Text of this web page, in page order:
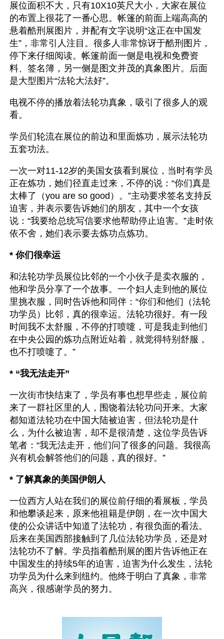
展位面积不大，只有10X10英尺大小，大家在展位
的布置上很花了一番心思。帐篷的前面上端高高的
悬着酷刑展图片，并配有文字说明“这正在中国发
生”，非常引人注目。很多人非常惊讶于酷刑图片，
停下来仔细阅读。帐篷前面一侧是电视和免费资
料、签名簿，另一侧是图文并茂的真象图片。后面
是大型图片“法轮大法好”。
电视不停的播放着法轮功真象，吸引了很多人的观
看。
学员们轮流在展位的前边和里面炼功，展示法轮功
五套功法。
一次一对11-12岁的美国女孩看到展位，当时有学员
正在炼功，她们径直走过来，不停的说：“你们真是
太棒了（you are so good）。”主动要求签名支持反
迫害，并表示要告诉她们的朋友，其中一个女孩
说：“我要给总统写信要求他帮助停止迫害。”走时依
依不舍，她们表示要去炼功点炼功。
* 你们很幸运
和法轮功学员展位比邻的一个小伙子是卖衣服的，
他和学员分享了一个故事。一个妇人走到他的展位
里挑衣服，同时告诉他和同伴：“你们和他们（法轮
功学员）比邻，真的很幸运。法轮功很好。有一段
时间我不太舒服，不停的打喷嚏，可是我走到他们
在中央公园的炼功点附近站着，就觉得特别舒服，
也不打喷嚏了。”
* “我无法走开”
一次街市快结束了，学员有事也想早些走，展位前
来了一群社区里的人，围饶着法轮功问开来。大家
都知道法轮功在中国大陆被迫害，但法轮功是什
么，为什么被迫害，却不是很清楚，这位学员告诉
笔者：“我无法走开，他们问了很多的问题。我很高
兴有机会解答他们的问题，真的很好。”
* 了解真象的美国伊朗人
一位西方人站在我们的展位前仔细的看展板，学员
和他攀谈起来，原来他祖籍是伊朗，在一次中国大
使的公众讲话中知道了法轮功，有很负面的看法。
后来在美国西部接触到了几位法轮功学员，还是对
法轮功不了解。学员指着酷刑展的图片告诉他正在
中国发生的持续5年的迫害，迫害为什么发生，法轮
功学员为什么来到纽约。他终于明白了真象，非常
高兴，很感谢学员的努力。